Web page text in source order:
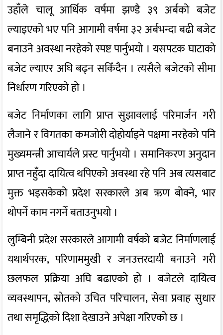
उहाँले चालू आर्थिक वर्षमा झण्डै ३९ अर्बको बजेट
ल्याइएको भए पनि आगामी वर्षमा ३२ अर्बभन्दा बढी बजेट
बनाउने अवस्था नरहेको स्पष्ट पार्नुभयो । यसपटक घाटाको
बजेट ल्याएर अघि बढ्न सकिँदैन । त्यसैले बजेटको सीमा
निर्धारण गरिएको हो ।
बजेट निर्माणका लागि प्राप्त सुझावलाई परिमार्जन गरी
लैजाने र विगतका कमजोरी दोहोर्याइने पक्षमा नरहेको पनि
मुख्यमन्त्री आचार्यले प्रस्ट पार्नुभयो । समानिकरण अनुदान
प्राप्त नहुँदा दायित्व थपिएको अवस्था रहे पनि अब त्यसबाट
मुक्त भइसकेको प्रदेश सरकारले अब ऋण बोक्ने, भार
थोपर्ने काम नगर्ने बताउनुभयो ।
लुम्बिनी प्रदेश सरकारले आगामी वर्षको बजेट निर्माणलाई
यथार्थपरक, परिणाममुखी र जनउत्तरदायी बनाउने गरी
छलफल प्रक्रिया अघि बढाएको हो । बजेटले दायित्व
व्यवस्थापन, स्रोतको उचित परिचालन, सेवा प्रवाह सुधार
तथा समृद्धिको दिशा देखाउने अपेक्षा गरिएको छ ।